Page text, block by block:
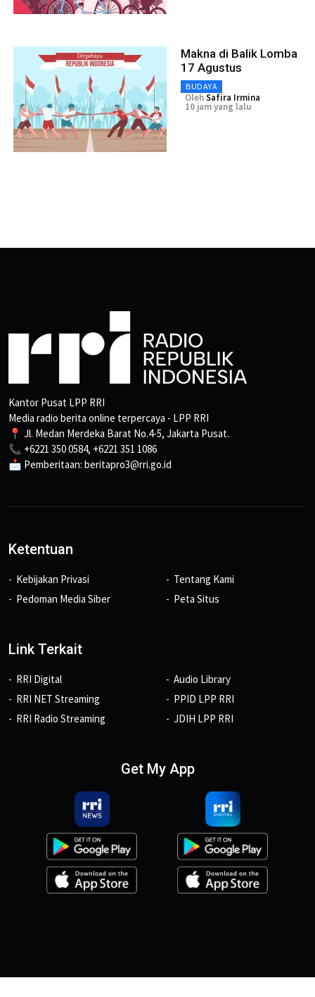
Makna di Balik Lomba
17 Agustus
BUDAYA
OlehSafira Irmina
10 jam yang lalu
Kantor Pusat LPP RRI
Media radio berita online terpercaya - LPP RRI
📍 Jl. Medan Merdeka Barat No.4-5, Jakarta Pusat.
📞 +6221 350 0584, +6221 351 1086
📩 Pemberitaan: beritapro3@rri.go.id
Ketentuan
Kebijakan Privasi
Pedoman Media Siber
Tentang Kami
Peta Situs
Link Terkait
RRI Digital
RRI NET Streaming
RRI Radio Streaming
Audio Library
PPID LPP RRI
JDIH LPP RRI
Get My App